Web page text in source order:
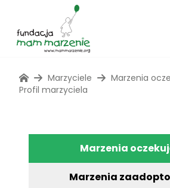
Marzyciele
Marzenia
Profil marzyciela
Marzenia
Marzenia